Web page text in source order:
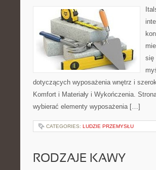
się
dotyczących wyposażenia wnętrz i
Komfort i Materiały i Wykończenia.
wybierać elementy wyposażenia […]
CATEGORIES: LUDZIE PRZEMYSŁU
RODZAJE KAWY